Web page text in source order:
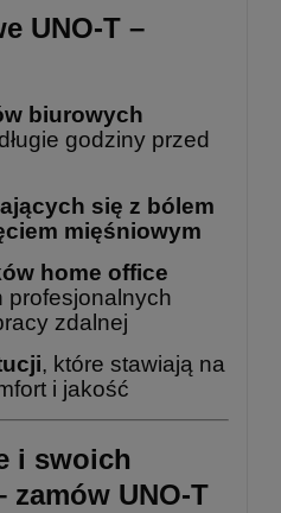
UNO-T –
biurowych
godziny przed
się z bólem
mięśniowym
home office
profesjonalnych
zdalnej
, które stawiają na
i jakość
i swoich
UNO-T